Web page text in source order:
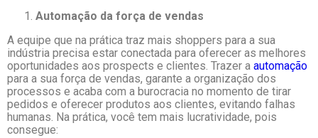
Automação da força de vendas
A equipe que na prática traz mais shoppers para a sua
indústria precisa estar conectada para oferecer as melhores
oportunidades aos prospects e clientes. Trazer a automação
para a sua força de vendas, garante a organização dos
processos e acaba com a burocracia no momento de tirar
pedidos e oferecer produtos aos clientes, evitando falhas
humanas. Na prática, você tem mais lucratividade, pois
consegue: